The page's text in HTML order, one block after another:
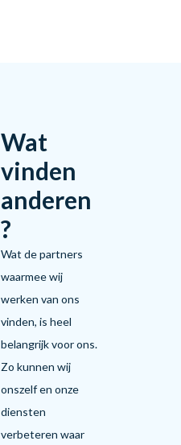
Wat
vinden
anderen
?
Wat de partners
waarmee wij
werken van ons
vinden, is heel
belangrijk voor ons.
Zo kunnen wij
onszelf en onze
diensten
verbeteren waar